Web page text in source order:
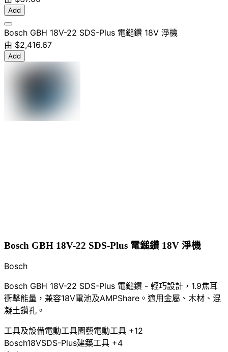
Add
Bosch GBH 18V-22 SDS-Plus 電鎚鑽 18V 淨機
由 $2,416.67
Add
Bosch GBH 18V-22 SDS-Plus 電鎚鑽 18V 淨機
Bosch
Bosch GBH 18V-22 SDS-Plus 電鎚鑽 - 輕巧設計，1.9焦耳
衝擊能量，兼容18V電池及AMPShare。適用金屬、木材、混
凝土鑽孔。
工具及設備電動工具園藝電動工具 +12
Bosch18VSDS-Plus建築工具 +4